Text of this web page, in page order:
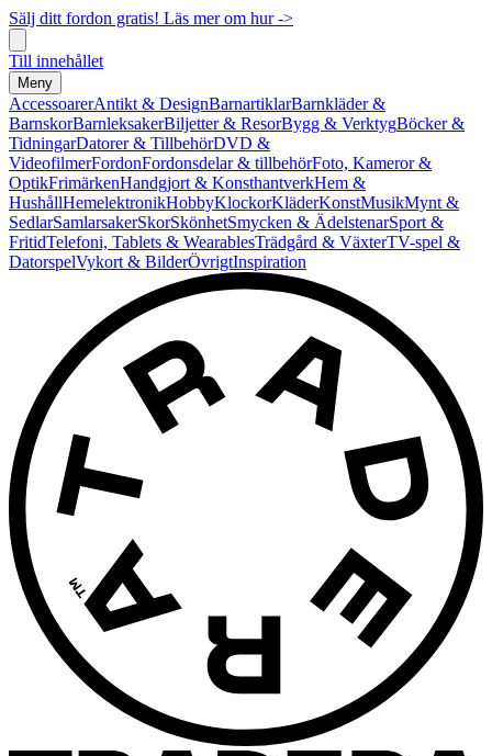
Sälj ditt fordon gratis! Läs mer om hur ->
Till innehållet
Meny
AccessoarerAntikt & DesignBarnartiklarBarnkläder &
BarnskorBarnleksakerBiljetter & ResorBygg & VerktygBöcker &
TidningarDatorer & TillbehörDVD &
VideofilmerFordonFordonsdelar & tillbehörFoto, Kameror &
OptikFrimärkenHandgjort & KonsthantverkHem &
HushållHemelektronikHobbyKlockorKläderKonstMusikMynt &
SedlarSamlarsakerSkorSkönhetSmycken & ÄdelstenarSport &
FritidTelefoni, Tablets & WearablesTrädgård & VäxterTV-spel &
DatorspelVykort & BilderÖvrigtInspiration